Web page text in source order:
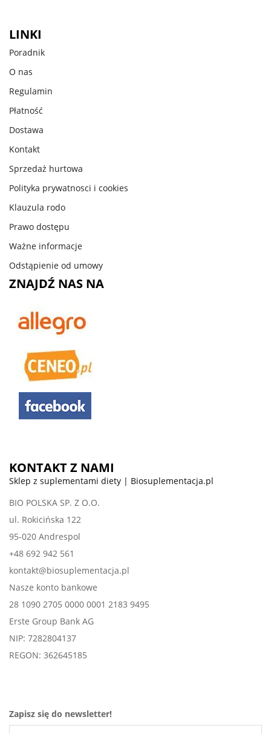
LINKI
Poradnik
O nas
Regulamin
Płatność
Dostawa
Kontakt
Sprzedaż hurtowa
Polityka prywatnosci i cookies
Klauzula rodo
Prawo dostępu
Ważne informacje
Odstąpienie od umowy
ZNAJDŹ NAS NA
KONTAKT Z NAMI
Sklep z suplementami diety | Biosuplementacja.pl
BIO POLSKA SP. Z O.O.
ul. Rokicińska 122
95-020 Andrespol
+48 692 942 561
kontakt@biosuplementacja.pl
Nasze konto bankowe
28 1090 2705 0000 0001 2183 9495
Erste Group Bank AG
NIP: 7282804137
REGON: 362645185
Zapisz się do newsletter!